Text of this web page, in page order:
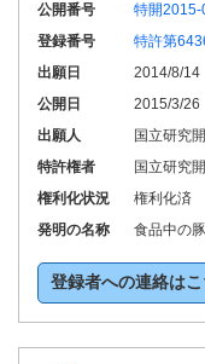
公開番号
特開2015-
登録番号
特許第
出願日
2014/8/14
公開日
2015/3/26
出願人
国立研究
特許権者
国立研究
権利化状況
権利化済
発明の名称
食品中の
登録者への連絡はこ